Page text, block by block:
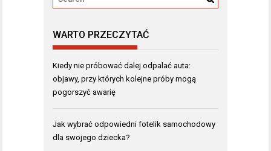
WARTO PRZECZYTAĆ
Kiedy nie próbować dalej odpalać auta:
objawy, przy których kolejne próby mogą
pogorszyć awarię
Jak wybrać odpowiedni fotelik samochodowy
dla swojego dziecka?